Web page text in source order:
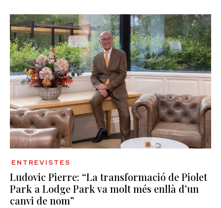
ENTREVISTES
Ludovic Pierre: “La transformació de Piolet
Park a Lodge Park va molt més enllà d’un
canvi de nom”